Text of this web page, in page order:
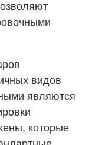
видов
являются
которые